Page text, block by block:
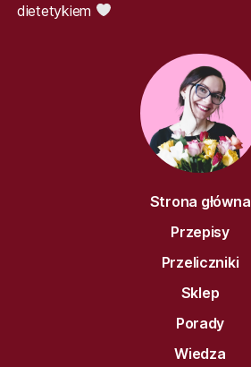
dietetykiem
Strona główna
Przepisy
Przeliczniki
Sklep
Porady
Wiedza